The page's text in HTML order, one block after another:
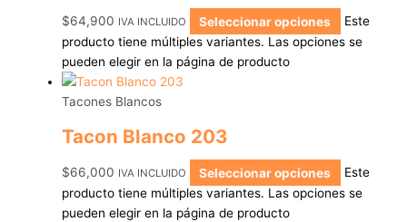
$64,900 IVA INCLUIDO Seleccionar opciones
Este
producto tiene múltiples variantes. Las opciones se
pueden elegir en la página de producto
Tacones Blancos
Tacon Blanco 203
$66,000 IVA INCLUIDO Seleccionar opciones
Este
producto tiene múltiples variantes. Las opciones se
pueden elegir en la página de producto